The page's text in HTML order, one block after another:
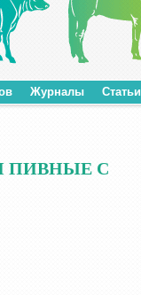
Журналы Статьи
ПИВНЫЕ С